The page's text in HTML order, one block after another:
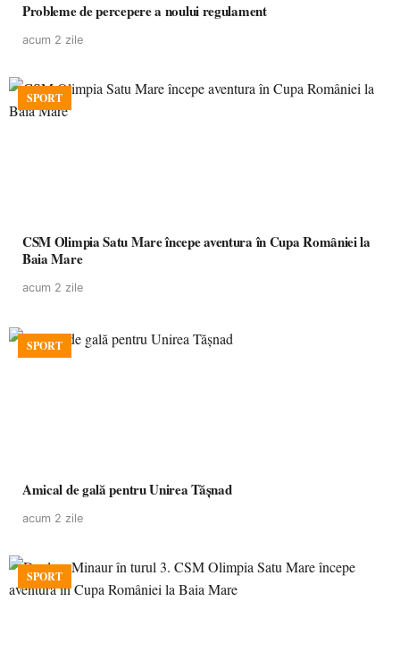
Probleme de percepere a noului regulament
acum 2 zile
SPORT
CSM Olimpia Satu Mare începe aventura în Cupa României la
Baia Mare
acum 2 zile
SPORT
Amical de gală pentru Unirea Tășnad
acum 2 zile
SPORT